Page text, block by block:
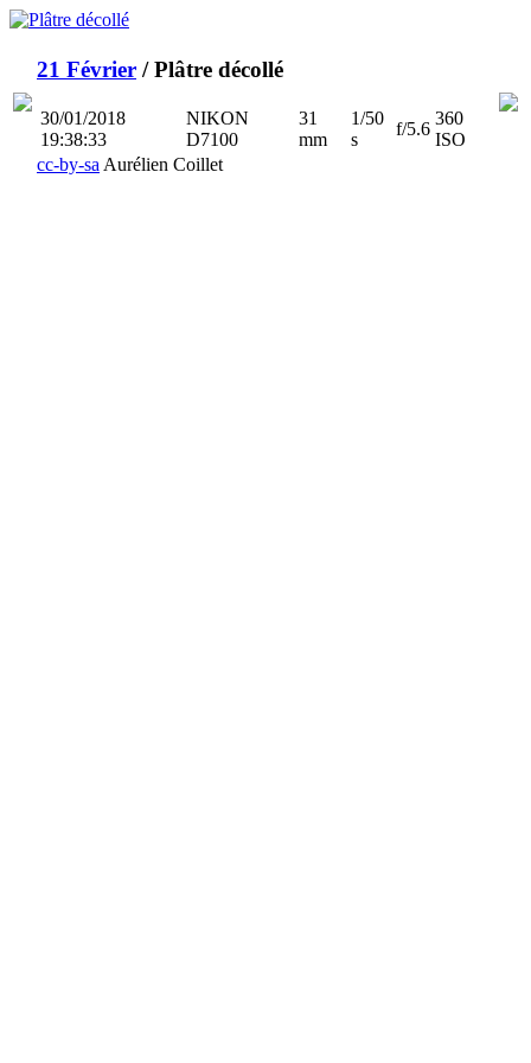
21 Février / Plâtre décollé
30/01/2018
19:38:33
NIKON
D7100
31
mm
1/50
s
f/5.6
360
ISO
cc-by-saAurélien Coillet